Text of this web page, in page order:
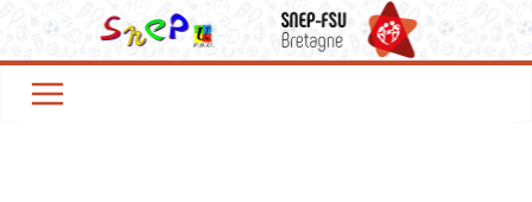
contenu